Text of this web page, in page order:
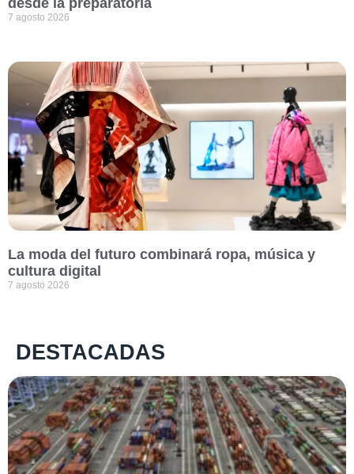
7 agosto 2026
La moda del futuro combinará ropa, música y
cultura digital
7 agosto 2026
DESTACADAS